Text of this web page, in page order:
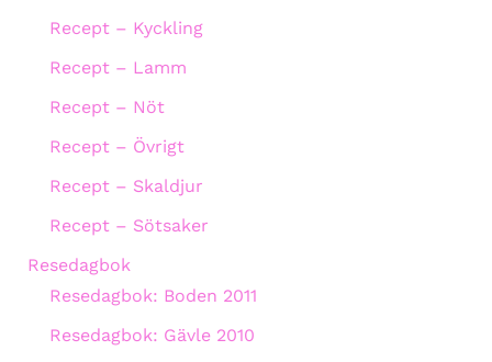
Recept – Kyckling
Recept – Lamm
Recept – Nöt
Recept – Övrigt
Recept – Skaldjur
Recept – Sötsaker
Resedagbok
Resedagbok: Boden 2011
Resedagbok: Gävle 2010